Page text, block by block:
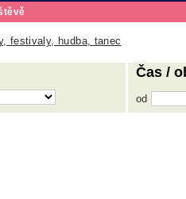
festivaly, hudba, tanec
Čas /
od